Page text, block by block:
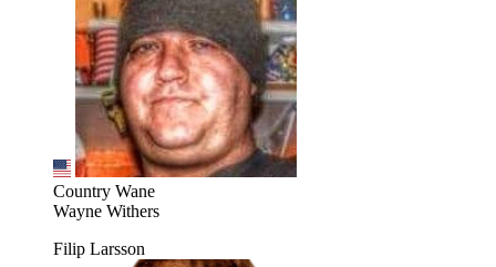
Country Wane
Wayne Withers
Filip Larsson